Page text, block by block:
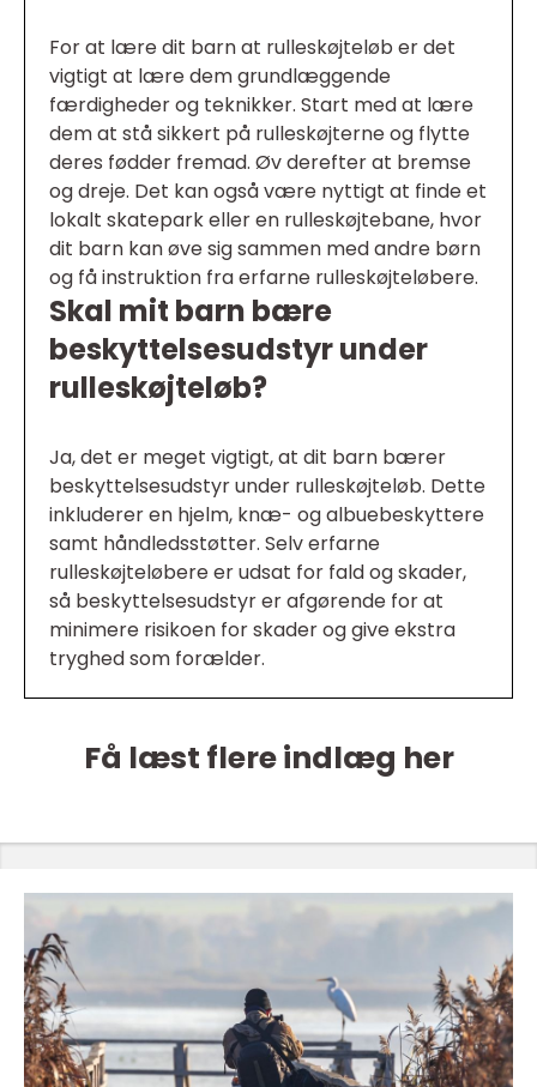
For at lære dit barn at rulleskøjteløb er det
vigtigt at lære dem grundlæggende
færdigheder og teknikker. Start med at lære
dem at stå sikkert på rulleskøjterne og flytte
deres fødder fremad. Øv derefter at bremse
og dreje. Det kan også være nyttigt at finde et
lokalt skatepark eller en rulleskøjtebane, hvor
dit barn kan øve sig sammen med andre børn
og få instruktion fra erfarne rulleskøjteløbere.
Skal mit barn bære
beskyttelsesudstyr under
rulleskøjteløb?
Ja, det er meget vigtigt, at dit barn bærer
beskyttelsesudstyr under rulleskøjteløb. Dette
inkluderer en hjelm, knæ- og albuebeskyttere
samt håndledsstøtter. Selv erfarne
rulleskøjteløbere er udsat for fald og skader,
så beskyttelsesudstyr er afgørende for at
minimere risikoen for skader og give ekstra
tryghed som forælder.
Få læst flere indlæg her